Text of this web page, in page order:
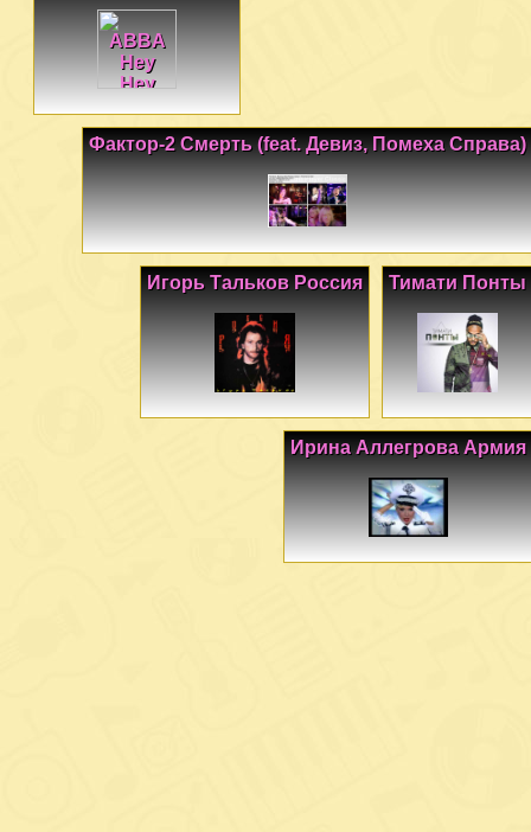
Фактор-2 Смерть (feat. Девиз, Помеха Справа)
Тимати Понты
Игорь Тальков Россия
Ирина Аллегрова Армия